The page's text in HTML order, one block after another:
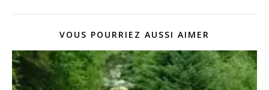
VOUS POURRIEZ AUSSI AIMER